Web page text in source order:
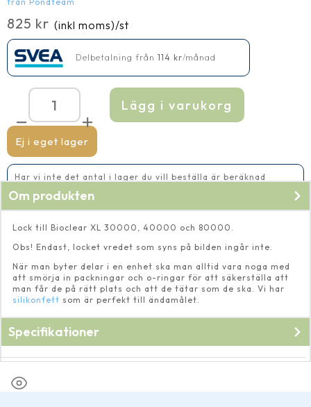
825 kr (inkl moms)/st
Delbetalning från 114 kr/månad
Ej i eget lager
Lock
till
Bioclear
XL
mängd
Lägg i varukorg
Har vi inte det antal i lager du vill beställa är beräknad
Om produkten
Lock till Bioclear XL 30000, 40000 och 80000.
Obs! Endast, locket vredet som syns på bilden ingår inte.
När man byter delar i en enhet ska man alltid vara noga med
att smörja in packningar och o-ringar för att säkerställa att
man får de på rätt plats och att de tätar som de ska. Vi har
silikonfett som är perfekt till ändamålet.
Specifikationer